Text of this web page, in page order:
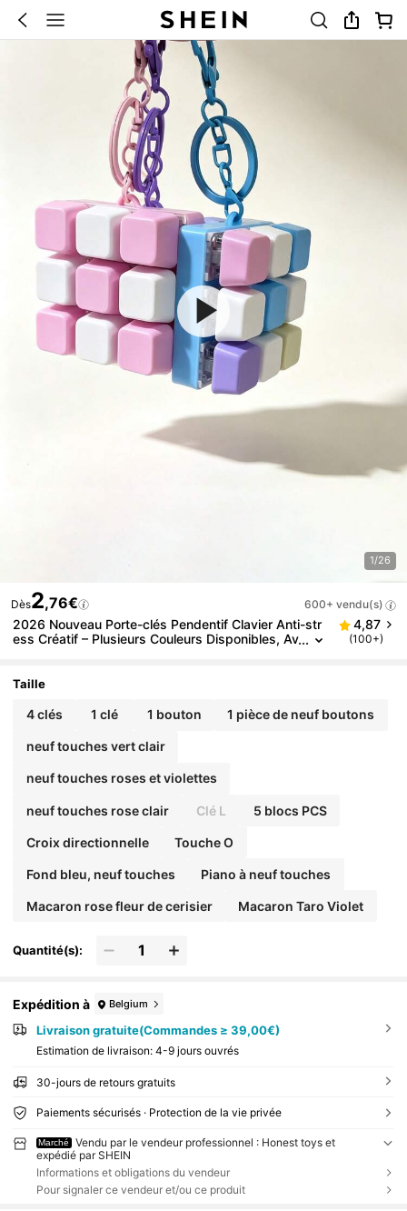
1/26
Dès2,76€ 600+ vendu(s)
2026 Nouveau Porte-clés Pendentif Clavier Anti-str
ess Créatif – Plusieurs Couleurs Disponibles, Av
Un Jouet Anti-stress Avec Effet Sonore, Anti-stress
me Cadeau de Fête et Cadeau Promotionnel, Convie
nt à Diverses Occasions pour Offrir aux Amis
4,87
(100+)
Taille
4 clés 1 clé 1 bouton 1 pièce de neuf boutons
neuf touches vert clair
neuf touches roses et violettes
neuf touches rose clair Clé L 5 blocs PCS
Croix directionnelle Touche O
Fond bleu, neuf touches Piano à neuf touches
Macaron rose fleur de cerisier Macaron Taro Violet
Quantité(s):
Expédition à Belgium
Livraison gratuite(Commandes ≥ 39,00€)
Estimation de livraison: 4-9 jours ouvrés
30-jours de retours gratuits
Paiements sécurisés · Protection de la vie privée
Marché
Vendu par le vendeur professionnel : Honest toys et
expédié par SHEIN
Informations et obligations du vendeur
Pour signaler ce vendeur et/ou ce produit